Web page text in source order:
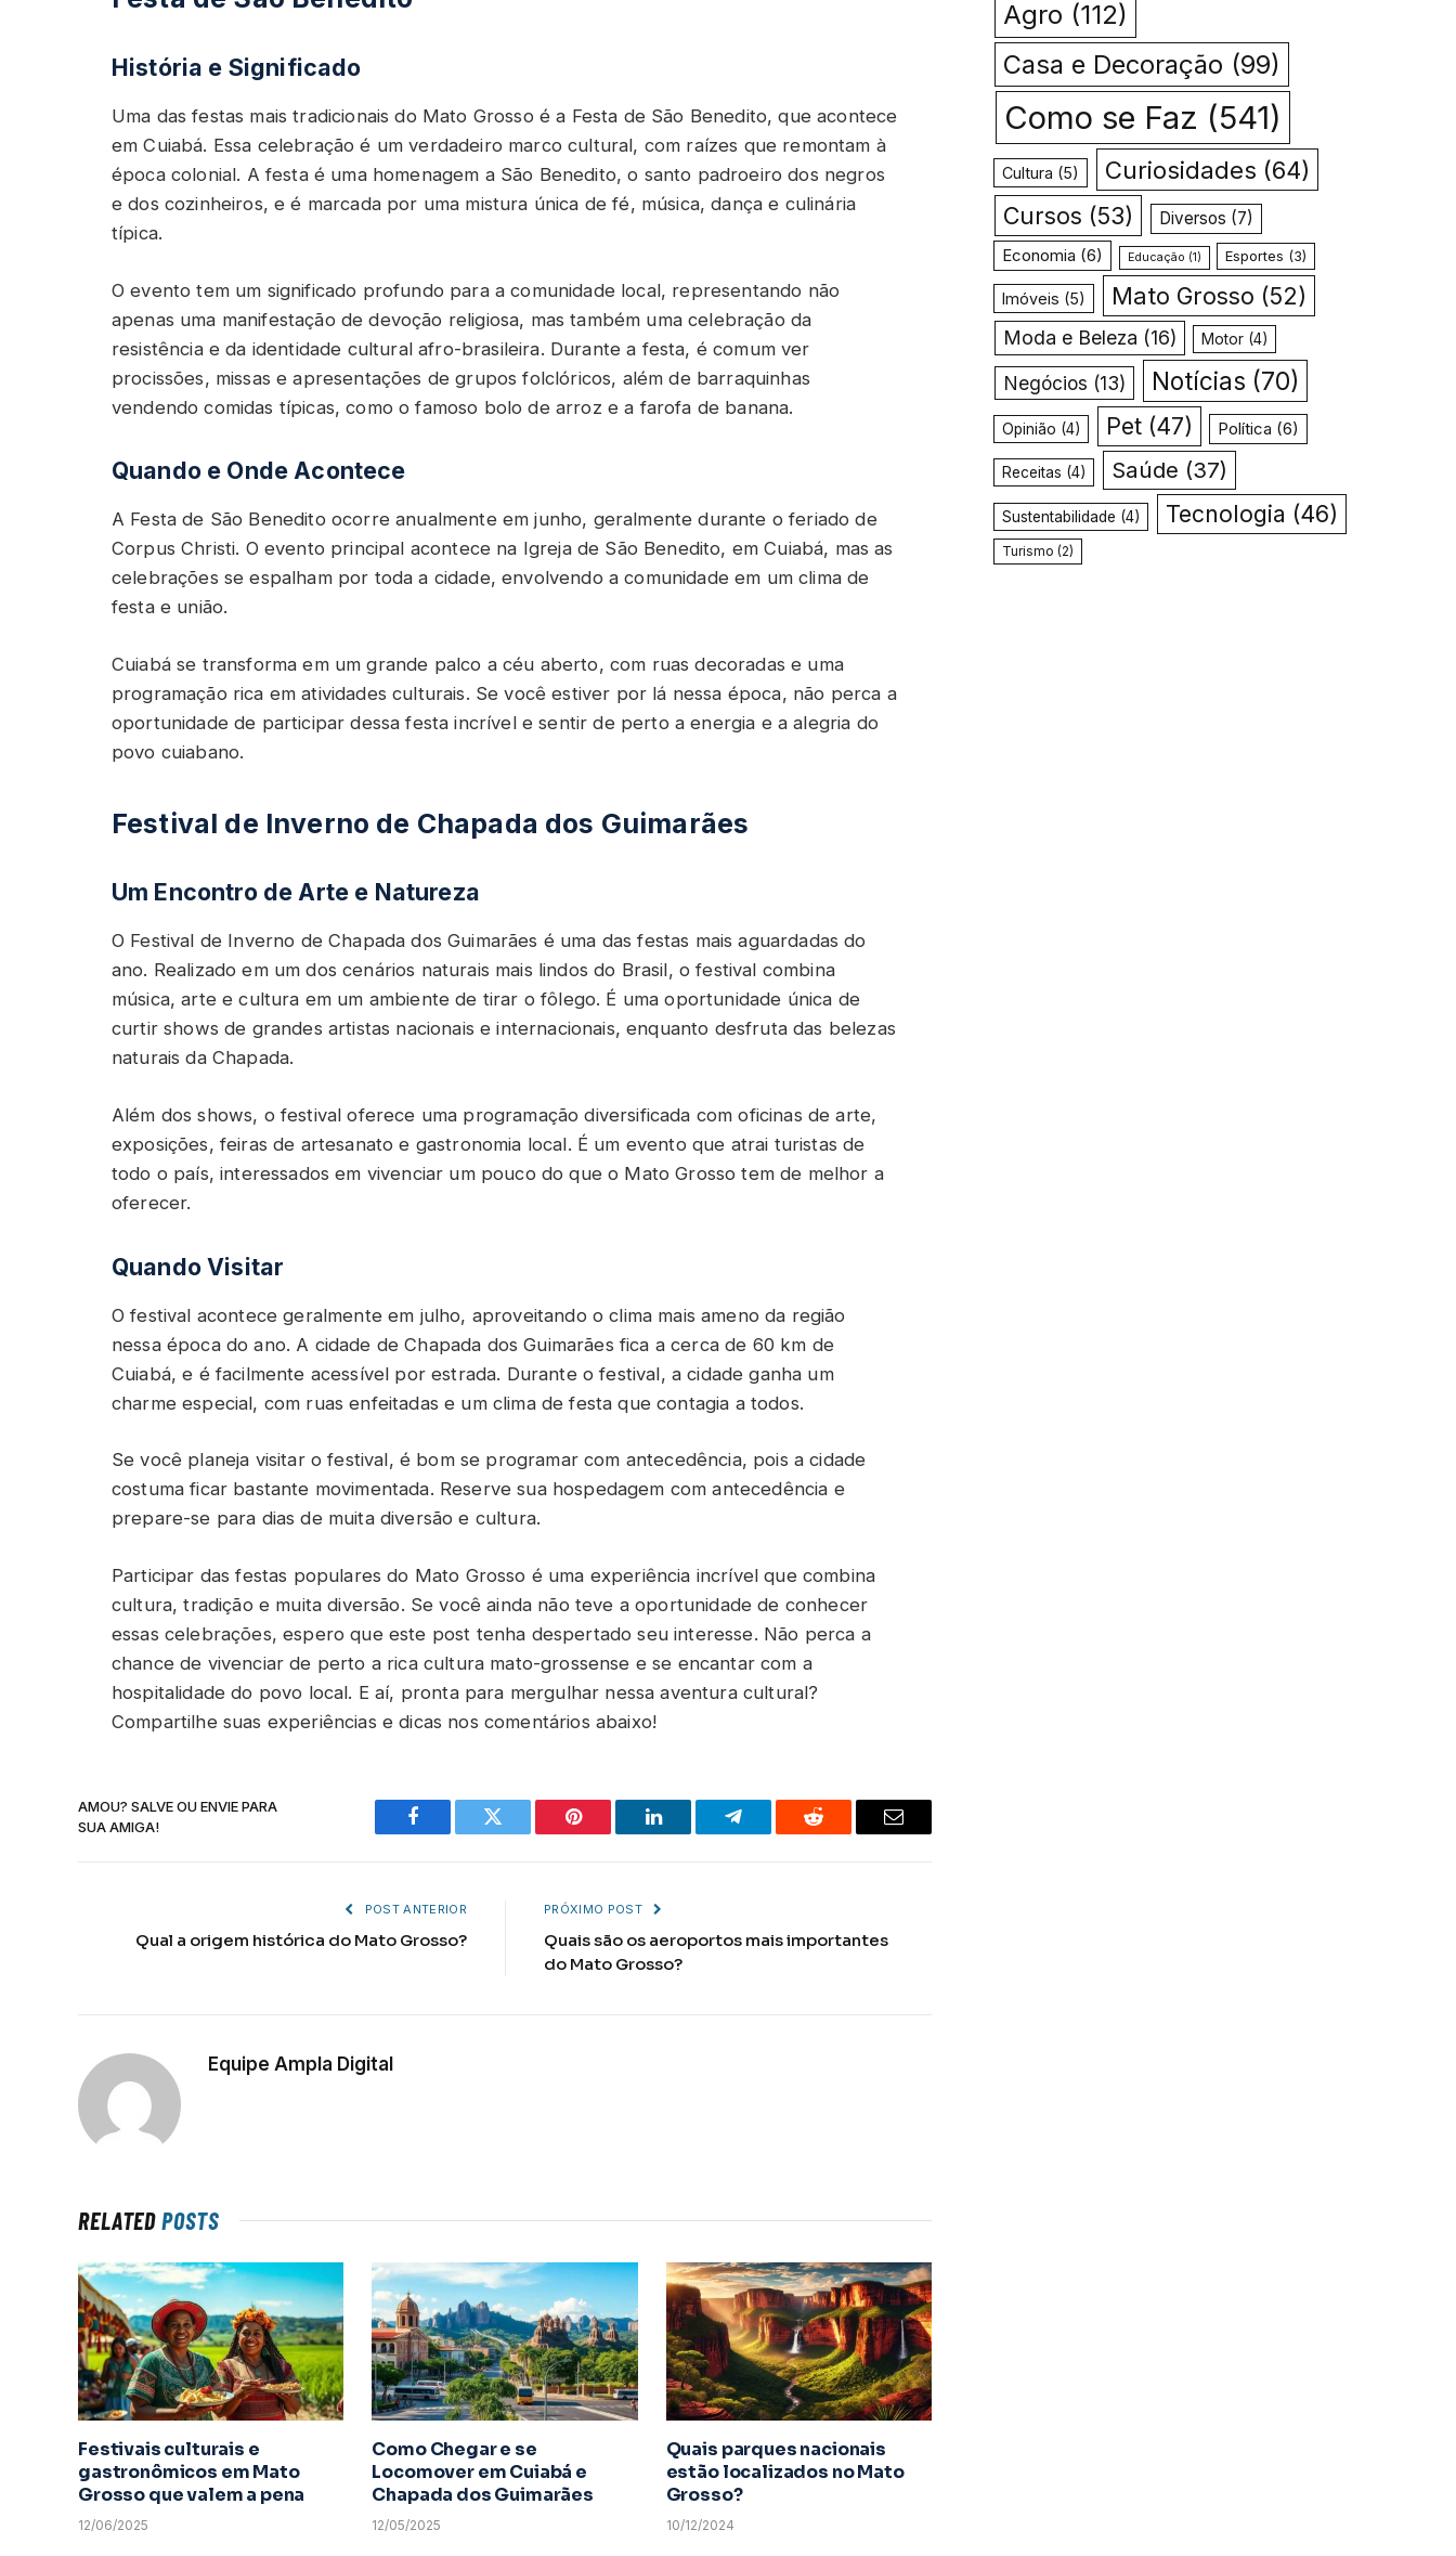
História e Significado
Uma das festas mais tradicionais do Mato Grosso é a Festa de São Benedito, que acontece
em Cuiabá. Essa celebração é um verdadeiro marco cultural, com raízes que remontam à
época colonial. A festa é uma homenagem a São Benedito, o santo padroeiro dos negros
e dos cozinheiros, e é marcada por uma mistura única de fé, música, dança e culinária
típica.
O evento tem um significado profundo para a comunidade local, representando não
apenas uma manifestação de devoção religiosa, mas também uma celebração da
resistência e da identidade cultural afro-brasileira. Durante a festa, é comum ver
procissões, missas e apresentações de grupos folclóricos, além de barraquinhas
vendendo comidas típicas, como o famoso bolo de arroz e a farofa de banana.
Quando e Onde Acontece
A Festa de São Benedito ocorre anualmente em junho, geralmente durante o feriado de
Corpus Christi. O evento principal acontece na Igreja de São Benedito, em Cuiabá, mas as
celebrações se espalham por toda a cidade, envolvendo a comunidade em um clima de
festa e união.
Cuiabá se transforma em um grande palco a céu aberto, com ruas decoradas e uma
programação rica em atividades culturais. Se você estiver por lá nessa época, não perca a
oportunidade de participar dessa festa incrível e sentir de perto a energia e a alegria do
povo cuiabano.
Festival de Inverno de Chapada dos Guimarães
Um Encontro de Arte e Natureza
O Festival de Inverno de Chapada dos Guimarães é uma das festas mais aguardadas do
ano. Realizado em um dos cenários naturais mais lindos do Brasil, o festival combina
música, arte e cultura em um ambiente de tirar o fôlego. É uma oportunidade única de
curtir shows de grandes artistas nacionais e internacionais, enquanto desfruta das belezas
naturais da Chapada.
Além dos shows, o festival oferece uma programação diversificada com oficinas de arte,
exposições, feiras de artesanato e gastronomia local. É um evento que atrai turistas de
todo o país, interessados em vivenciar um pouco do que o Mato Grosso tem de melhor a
oferecer.
Quando Visitar
O festival acontece geralmente em julho, aproveitando o clima mais ameno da região
nessa época do ano. A cidade de Chapada dos Guimarães fica a cerca de 60 km de
Cuiabá, e é facilmente acessível por estrada. Durante o festival, a cidade ganha um
charme especial, com ruas enfeitadas e um clima de festa que contagia a todos.
Se você planeja visitar o festival, é bom se programar com antecedência, pois a cidade
costuma ficar bastante movimentada. Reserve sua hospedagem com antecedência e
prepare-se para dias de muita diversão e cultura.
Participar das festas populares do Mato Grosso é uma experiência incrível que combina
cultura, tradição e muita diversão. Se você ainda não teve a oportunidade de conhecer
essas celebrações, espero que este post tenha despertado seu interesse. Não perca a
chance de vivenciar de perto a rica cultura mato-grossense e se encantar com a
hospitalidade do povo local. E aí, pronta para mergulhar nessa aventura cultural?
Compartilhe suas experiências e dicas nos comentários abaixo!
AMOU? SALVE OU ENVIE PARA
SUA AMIGA!
Facebook Twitter Pinterest LinkedIn Telegram Reddit Email
POST ANTERIOR
Qual a origem histórica do Mato Grosso?
PRÓXIMO POST
Quais são os aeroportos mais importantes
do Mato Grosso?
Equipe Ampla Digital
RELATEDPOSTS
Festivais culturais e
gastronômicos em Mato
Grosso que valem a pena
12/06/2025
Como Chegar e se
Locomover em Cuiabá e
Chapada dos Guimarães
12/05/2025
Quais parques nacionais
estão localizados no Mato
Grosso?
10/12/2024
Agro (112)
Casa e Decoração (99)
Como se Faz (541)
Cultura (5) Curiosidades (64)
Cursos (53) Diversos (7)
Economia (6) Educação (1) Esportes (3)
Imóveis (5) Mato Grosso (52)
Moda e Beleza (16) Motor(4)
Negócios (13) Notícias (70)
Opinião (4) Pet(47) Política (6)
Receitas (4) Saúde (37)
Sustentabilidade (4) Tecnologia (46)
Turismo (2)